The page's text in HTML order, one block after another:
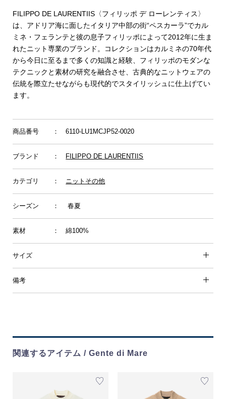
FILIPPO DE LAURENTIIS〈フィリッポ デ ローレンティス〉
は、アドリア海に面したイタリア中部の街“ペスカーラ”でカル
ミネ・フェランテと彼の息子フィリッポによって2012年に生ま
れたニット専業のブランド。コレクションはカルミネの70年代
から今日に至るまで多くの知識と経験、フィリッポのモダンな
テクニックと素材の研究を融合させ、古典的なニットウェアの
伝統を際立たせながらも現代的でスタイリッシュに仕上げてい
ます。
商品番号 ： 6110-LU1MCJP52-0020
ブランド ： FILIPPO DE LAURENTIIS
カテゴリ ： ニットその他
シーズン ： 春夏
素材 ： 綿100%
サイズ
備考
関連するアイテム / Gente di Mare